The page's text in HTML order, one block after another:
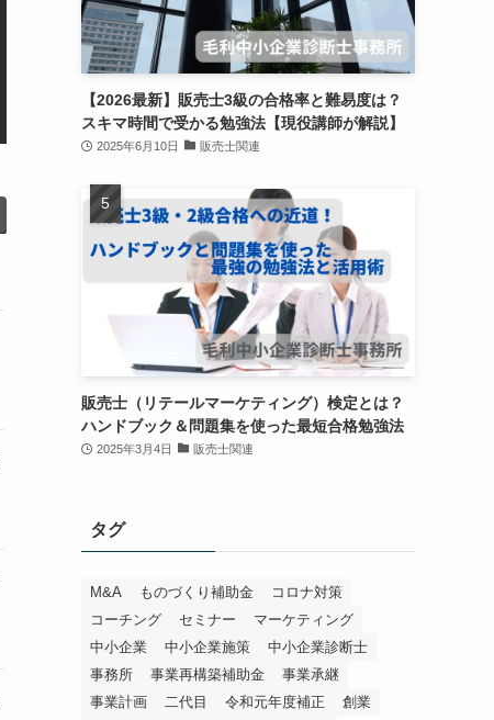
【2026最新】販売士3級の合格率と難易度は？
スキマ時間で受かる勉強法【現役講師が解説】
2025年6月10日 販売士関連
販売士（リテールマーケティング）検定とは？
ハンドブック＆問題集を使った最短合格勉強法
2025年3月4日 販売士関連
タグ
M&A ものづくり補助金
コロナ対策
コーチング
セミナー
マーケティング
中小企業
中小企業施策
中小企業診断士
事務所
事業再構築補助金
事業承継
事業計画
二代目 令和元年度補正
創業